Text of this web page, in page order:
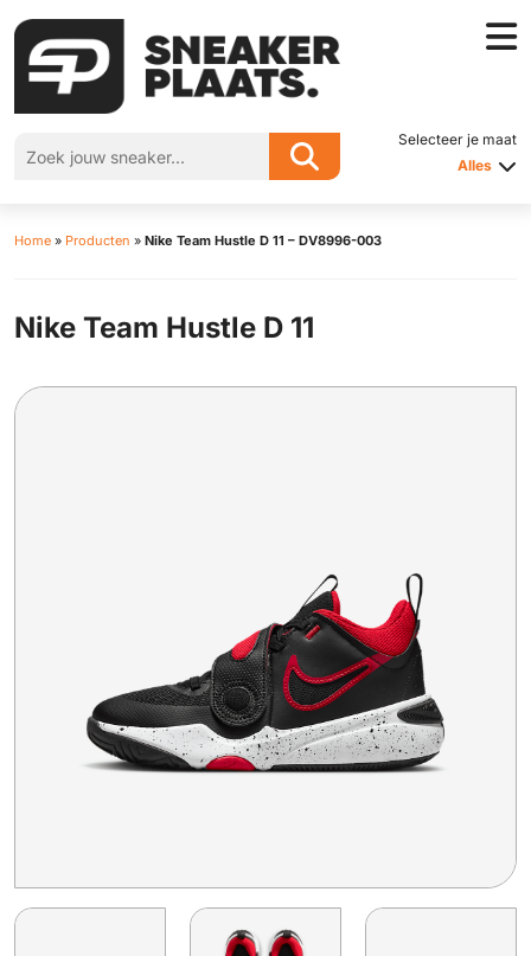
Selecteer je maat
Alles
Home » Producten » Nike Team Hustle D 11 – DV8996-003
Nike Team Hustle D 11